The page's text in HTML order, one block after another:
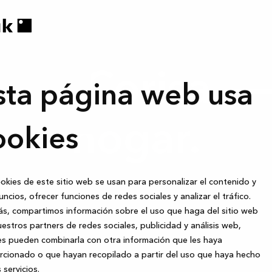
página web usa
de este sitio web se usan para personalizar el contenido y
ofrecer funciones de redes sociales y analizar el tráfico.
compartimos información sobre el uso que haga del sitio web
partners de redes sociales, publicidad y análisis web,
pueden combinarla con otra información que les haya
o que hayan recopilado a partir del uso que haya hecho
servicios.
hogar.